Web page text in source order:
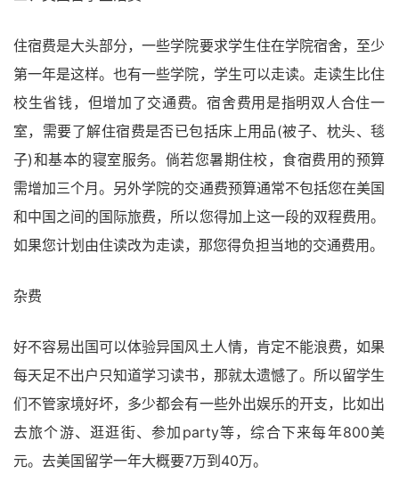
住宿费是大头部分，一些学院要求学生住在学院宿舍，至少
第一年是这样。也有一些学院，学生可以走读。走读生比住
校生省钱，但增加了交通费。宿舍费用是指明双人合住一
室，需要了解住宿费是否已包括床上用品(被子、枕头、毯
子)和基本的寝室服务。倘若您暑期住校，食宿费用的预算
需增加三个月。另外学院的交通费预算通常不包括您在美国
和中国之间的国际旅费，所以您得加上这一段的双程费用。
如果您计划由住读改为走读，那您得负担当地的交通费用。
杂费
好不容易出国可以体验异国风土人情，肯定不能浪费，如果
每天足不出户只知道学习读书，那就太遗憾了。所以留学生
们不管家境好坏，多少都会有一些外出娱乐的开支，比如出
去旅个游、逛逛街、参加party等，综合下来每年800美
元。去美国留学一年大概要7万到40万。